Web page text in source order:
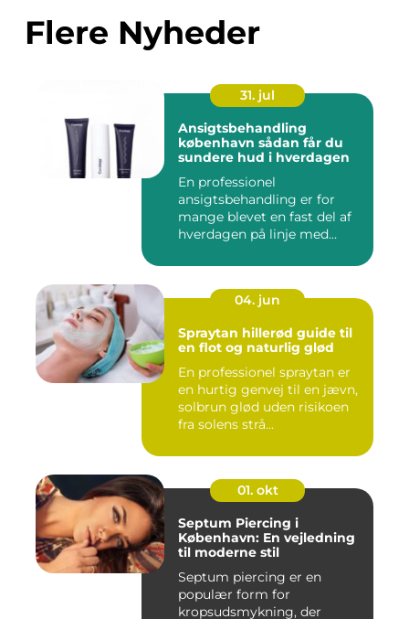
Flere Nyheder
31. jul
Ansigtsbehandling
københavn sådan får du
sundere hud i hverdagen
En professionel
ansigtsbehandling er for
mange blevet en fast del af
hverdagen på linje med
04. jun
Spraytan hillerød guide til
en flot og naturlig glød
En professionel spraytan er
en hurtig genvej til en jævn,
solbrun glød uden risikoen
fra solens strå...
01. okt
Septum Piercing i
København: En vejledning
til moderne stil
Septum piercing er en
populær form for
kropsudsmykning, der